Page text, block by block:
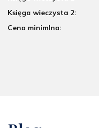
Księga wieczysta 2:
Cena minimlna: